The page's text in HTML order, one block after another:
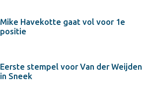
Mike Havekotte gaat vol voor 1e
positie
Eerste stempel voor Van der Weijden
in Sneek